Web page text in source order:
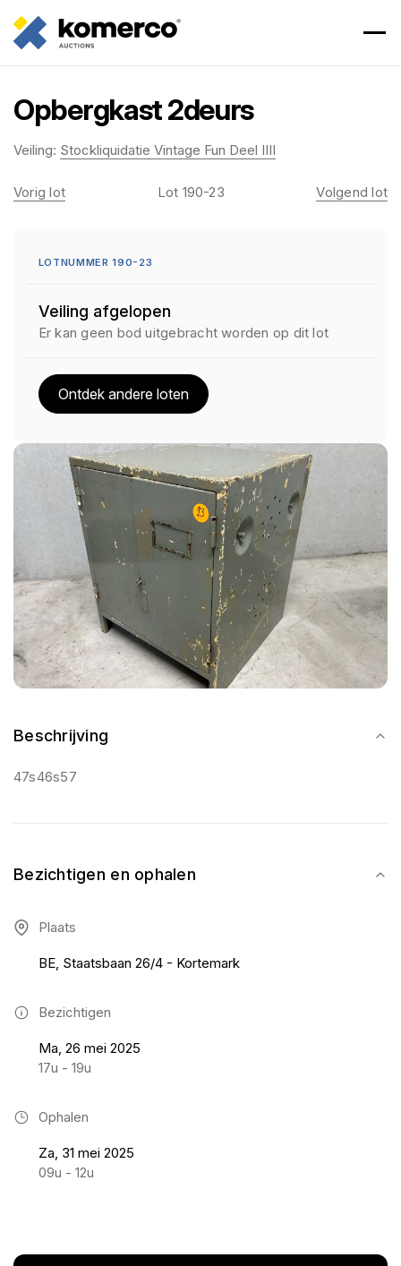
Opbergkast 2deurs
Veiling: Stockliquidatie Vintage Fun Deel IIII
Beschrijving
47s46s57
Bezichtigen en ophalen
Plaats
BE, Staatsbaan 26/4 - Kortemark
Bezichtigen
Ma, 26 mei 2025
17u - 19u
Ophalen
Za, 31 mei 2025
09u - 12u
Vorig lot Lot 190-23 Volgend lot
LOTNUMMER 190-23
Veiling afgelopen
Er kan geen bod uitgebracht worden op dit lot
Ontdek andere loten